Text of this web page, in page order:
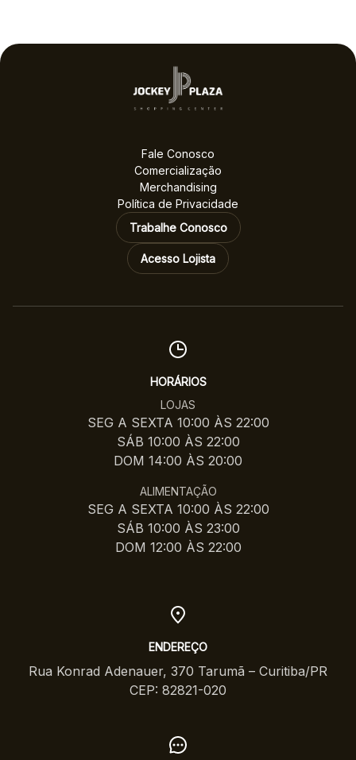
Fale Conosco
Comercialização
Merchandising
Política de Privacidade
Trabalhe Conosco
Acesso Lojista
HORÁRIOS
LOJAS
SEG A SEXTA 10:00 ÀS 22:00
SÁB 10:00 ÀS 22:00
DOM 14:00 ÀS 20:00
ALIMENTAÇÃO
SEG A SEXTA 10:00 ÀS 22:00
SÁB 10:00 ÀS 23:00
DOM 12:00 ÀS 22:00
ENDEREÇO
Rua Konrad Adenauer, 370 Tarumã – Curitiba/PR
CEP: 82821-020